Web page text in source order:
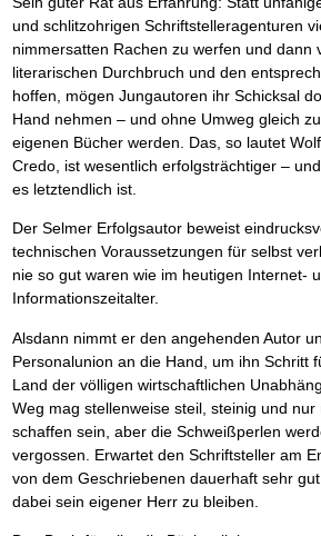
und schlitzohrigen Schriftstelleragenturen
nimmersatten Rachen zu werfen und dann
literarischen Durchbruch und den
hoffen, mögen Jungautoren ihr Schicksal
Hand nehmen – und ohne Umweg gleich
eigenen Bücher werden. Das, so lautet
Credo, ist wesentlich erfolgsträchtiger –
es letztendlich ist.
Der Selmer Erfolgsautor beweist
technischen Voraussetzungen für selbst
nie so gut waren wie im heutigen Internet-
Informationszeitalter.
Alsdann nimmt er den angehenden Autor
Personalunion an die Hand, um ihn Schritt
Land der völligen wirtschaftlichen
Weg mag stellenweise steil, steinig und
schaffen sein, aber die Schweißperlen
vergossen. Erwartet den Schriftsteller am
von dem Geschriebenen dauerhaft sehr
dabei sein eigener Herr zu bleiben.